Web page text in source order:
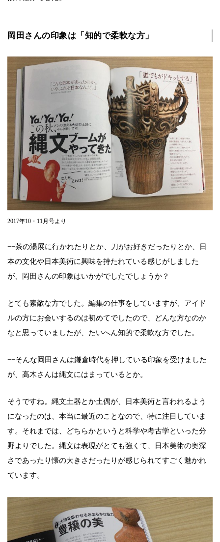
岡田さんの印象は「知的で柔軟な方」
2017年10・11月号より
−−茶の湯展に行かれたりとか、刀がお好きだったりとか、日
本の文化や日本美術に興味を持たれている感じがしました
が、岡田さんの印象はいかがでしたでしょうか？
とても素敵な方でした。編集の仕事をしていますが、アイド
ルの方にお会いするのは初めてでしたので、どんな方なのか
なと思っていましたが、たいへん知的で柔軟な方でした。
−−そんな岡田さんは鎌倉時代を押している印象を受けました
が、高木さんは縄文にはまっているとか。
そうですね。縄文土器とか土偶が、日本美術と言われるよう
になったのは、本当に最近のことなので、特に注目していま
す。それまでは、どちらかというと科学や考古学といった分
野よりでした。縄文は表現がとても強くて、日本美術の奥深
さであったり懐の大きさだったりが感じられてすごく魅かれ
ています。